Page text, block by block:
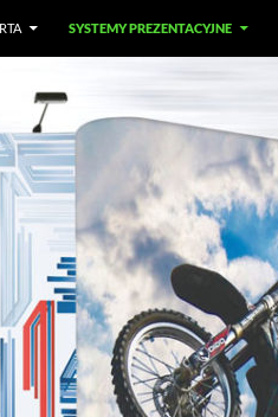
SYSTEMY PREZENTACYJNE